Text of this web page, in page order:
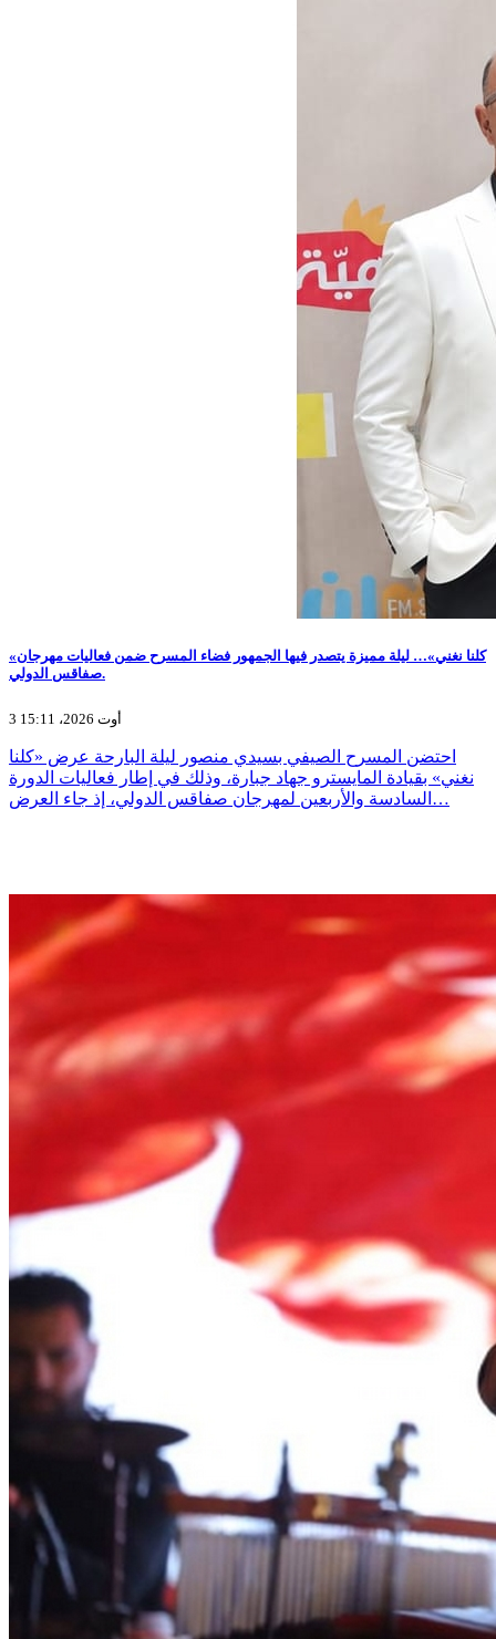
«كلنا نغني»… ليلة مميزة يتصدر فيها الجمهور فضاء المسرح ضمن فعاليات مهرجان
صفاقس الدولي.
3 أوت 2026، 15:11
احتضن المسرح الصيفي بسيدي منصور ليلة البارحة عرض «كلنا
نغني» بقيادة المايسترو جهاد جبارة، وذلك في إطار فعاليات الدورة
السادسة والأربعين لمهرجان صفاقس الدولي، إذ جاء العرض…